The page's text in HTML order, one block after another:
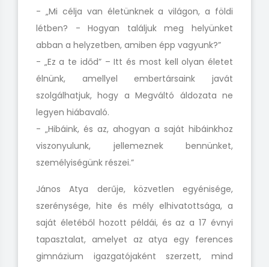
- „Mi célja van életünknek a világon, a földi
létben? - Hogyan találjuk meg helyünket
abban a helyzetben, amiben épp vagyunk?”
- „Ez a te időd” – Itt és most kell olyan életet
élnünk, amellyel embertársaink javát
szolgálhatjuk, hogy a Megváltó áldozata ne
legyen hiábavaló.
- „Hibáink, és az, ahogyan a saját hibáinkhoz
viszonyulunk, jellemeznek bennünket,
személyiségünk részei.”
János Atya derűje, közvetlen egyénisége,
szerénysége, hite és mély elhivatottsága, a
saját életéből hozott példái, és az a 17 évnyi
tapasztalat, amelyet az atya egy ferences
gimnázium igazgatójaként szerzett, mind